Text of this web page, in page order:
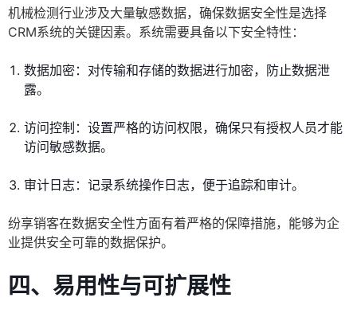
机械检测行业涉及大量敏感数据，确保数据安全性是选择
CRM系统的关键因素。系统需要具备以下安全特性：
数据加密：对传输和存储的数据进行加密，防止数据泄
露。
访问控制：设置严格的访问权限，确保只有授权人员才能
访问敏感数据。
审计日志：记录系统操作日志，便于追踪和审计。
纷享销客在数据安全性方面有着严格的保障措施，能够为企
业提供安全可靠的数据保护。
四、易用性与可扩展性